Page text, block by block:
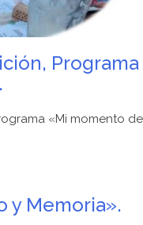
Programa
«Mi momento de
y Memoria».